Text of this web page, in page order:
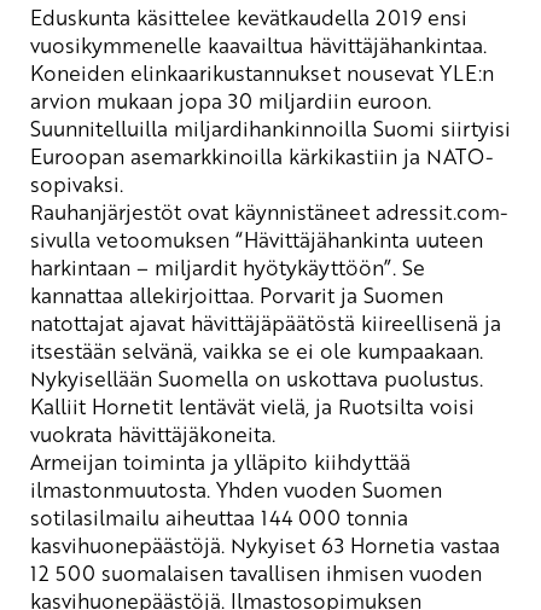
Eduskunta käsittelee kevätkaudella 2019 ensi
vuosikymmenelle kaavailtua hävittäjähankintaa.
Koneiden elinkaarikustannukset nousevat YLE:n
arvion mukaan jopa 30 miljardiin euroon.
Suunnitelluilla miljardihankinnoilla Suomi ­siirtyisi
Euroopan asemarkkinoilla kärkikastiin ja NATO-
sopivaksi.
Rauhanjärjestöt ovat käynnistäneet adressit.com-
sivulla vetoomuksen “Hävittäjähankinta uuteen
harkintaan – miljardit hyötykäyttöön”. Se
kannattaa allekirjoittaa. Porvarit ja Suomen
natottajat ajavat hävittäjäpäätöstä kiireellisenä ja
itsestään selvänä, vaikka se ei ole kumpaakaan.
Nykyisellään Suomella on uskottava puolustus.
Kalliit Hornetit lentävät vielä, ja Ruotsilta voisi
vuokrata hävittäjäkoneita.
Armeijan toiminta ja ylläpito kiihdyttää
ilmastonmuutosta. Yhden vuoden Suomen
sotilasilmailu aiheuttaa 144 000 tonnia
kasvihuonepäästöjä. Nykyiset 63 Hornetia vastaa
12 500 suomalaisen tavallisen ihmisen vuoden
kasvihuonepäästöjä. Ilmastosopimuksen